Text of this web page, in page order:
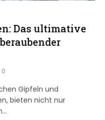
Das ultimative
0
Gipfeln und
bieten nicht nur